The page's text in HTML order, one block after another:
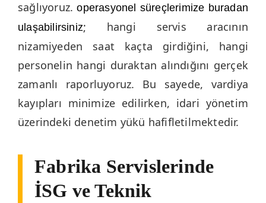
sağlıyoruz.operasyonel süreçlerimize buradan
ulaşabilirsiniz; hangi servis aracının
nizamiyeden saat kaçta girdiğini, hangi
personelin hangi duraktan alındığını gerçek
zamanlı raporluyoruz. Bu sayede, vardiya
kayıpları minimize edilirken, idari yönetim
üzerindeki denetim yükü hafifletilmektedir.
Fabrika Servislerinde
İSG ve Teknik